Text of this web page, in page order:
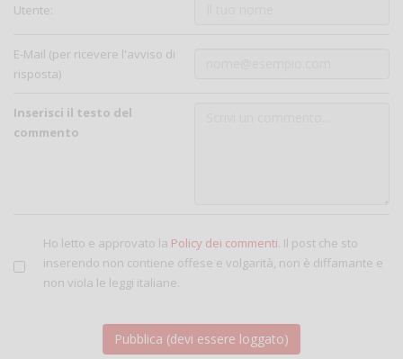
Utente:
E-Mail (per ricevere l'avviso di
risposta)
Inserisci il testo del
commento
Ho letto e approvato la Policy dei commenti. Il post che sto
inserendo non contiene offese e volgarità, non è diffamante e
non viola le leggi italiane.